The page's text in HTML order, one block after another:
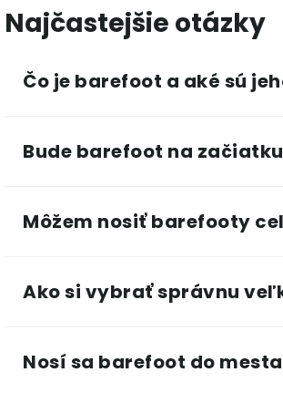
Najčastejšie otázky
Čo je barefoot a aké sú
Bude barefoot na
Môžem nosiť barefooty
Ako si vybrať správnu
Nosí sa barefoot do